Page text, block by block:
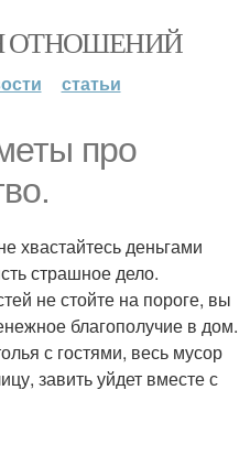
ОТНОШЕНИЙ
статьи
про
хвастайтесь деньгами
страшное дело.
не стойте на пороге, вы
благополучие в дом.
с гостями, весь мусор
завить уйдет вместе с